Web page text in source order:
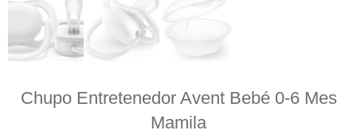
Chupo Entretenedor Avent Bebé 0-6 Mes
Mamila